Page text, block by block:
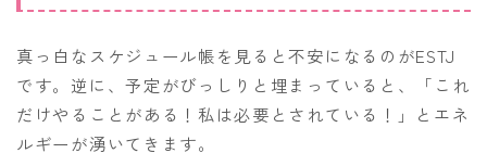
真っ白なスケジュール帳を見ると不安になるのがESTJ
です。逆に、予定がびっしりと埋まっていると、「これ
だけやることがある！私は必要とされている！」とエネ
ルギーが湧いてきます。